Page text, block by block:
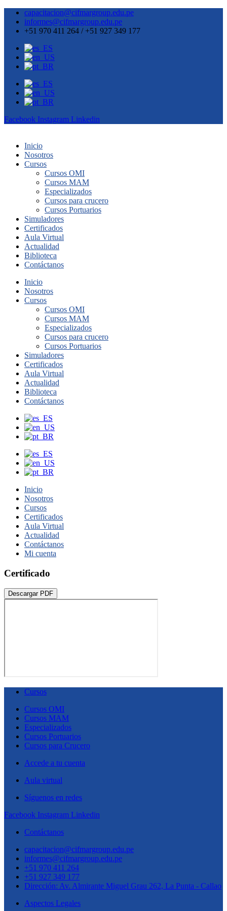
capacitacion@cifmargroup.edu.pe
informes@cifmargroup.edu.pe
+51 970 411 264 / +51 927 349 177
Facebook Instagram Linkedin
Inicio
Nosotros
Cursos
Cursos OMI
Cursos MAM
Especializados
Cursos para crucero
Cursos Portuarios
Simuladores
Certificados
Aula Virtual
Actualidad
Biblioteca
Contáctanos
Inicio
Nosotros
Cursos
Cursos OMI
Cursos MAM
Especializados
Cursos para crucero
Cursos Portuarios
Simuladores
Certificados
Aula Virtual
Actualidad
Biblioteca
Contáctanos
Inicio
Nosotros
Cursos
Certificados
Aula Virtual
Actualidad
Contáctanos
Mi cuenta
Certificado
Descargar PDF
Cursos
Cursos OMI
Cursos MAM
Especializados
Cursos Portuarios
Cursos para Crucero
Accede a tu cuenta
Aula virtual
Síguenos en redes
Facebook Instagram Linkedin
Contáctanos
capacitacion@cifmargroup.edu.pe
informes@cifmargroup.edu.pe
+51 970 411 264
+51 927 349 177
Dirección: Av. Almirante Miguel Grau 262, La Punta - Callao
Aspectos Legales